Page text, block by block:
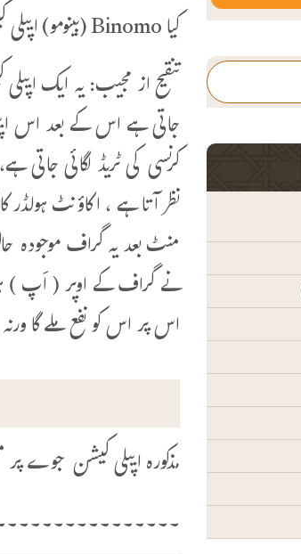
کیا Binomo (بینومو) ایپلی کیشن سے کمائی کرنا جائز ہے؟
تنقیح از مجیب: یہ ایک
جاتی ہے اس کے بعد اس
کرنسی کی ٹریڈ لگائی
نظر آتا ہے ، اکاؤنٹ
منٹ بعد یہ گراف موجودہ
نے گراف کے اوپر ( اَپ )
اس پر اس کو نفع ملے گا
مذکورہ ایپلی کیشن جوے